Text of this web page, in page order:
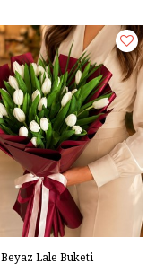
Beyaz Lale Buketi